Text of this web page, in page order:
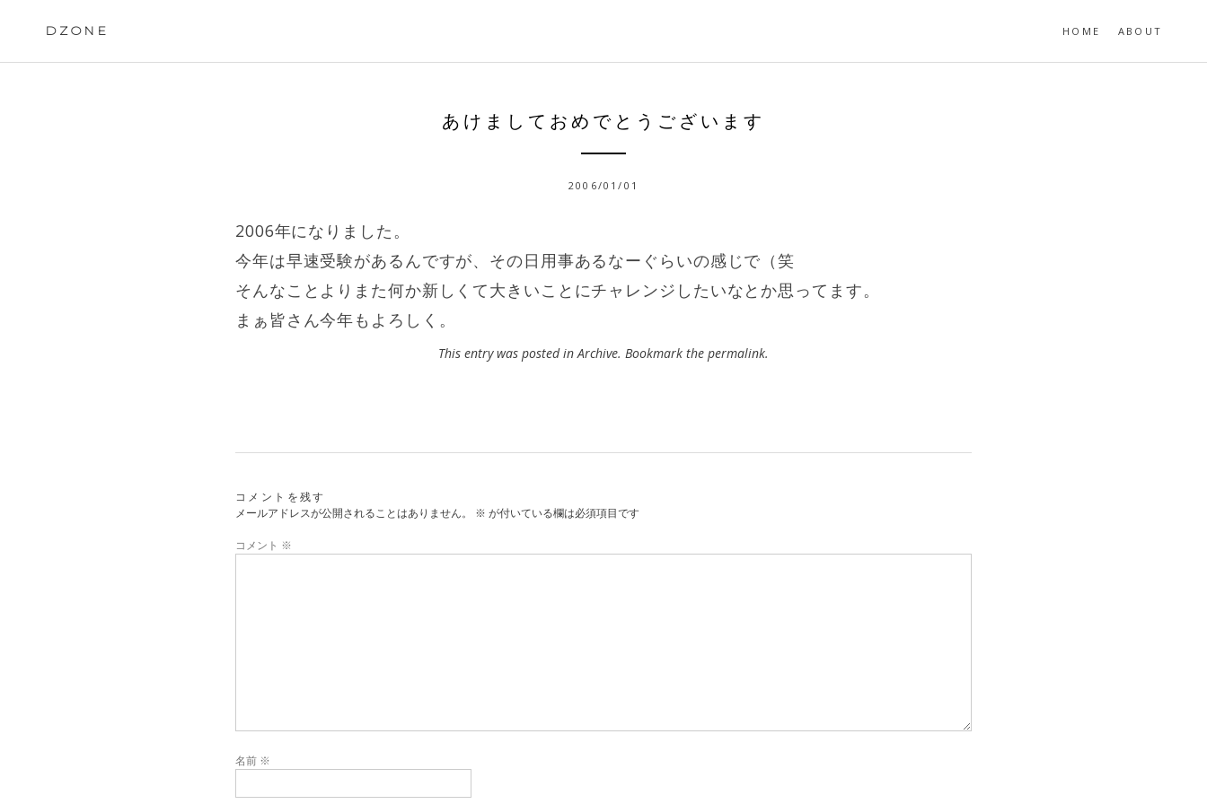
DZONE HOME ABOUT
あけましておめでとうございます
2006/01/01
2006年になりました。
今年は早速受験があるんですが、その日用事あるなーぐらいの感じで（笑
そんなことよりまた何か新しくて大きいことにチャレンジしたいなとか思ってます。
まぁ皆さん今年もよろしく。
This entry was posted inArchive. Bookmark the permalink.
コメントを残す
メールアドレスが公開されることはありません。
※ が付いている欄は必須項目です
コメント ※
名前 ※